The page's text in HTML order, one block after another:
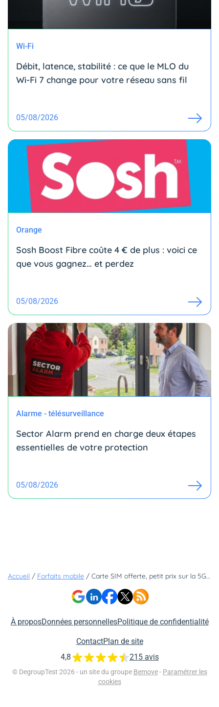
Wi-Fi
Débit, latence, stabilité : ce que le MLO du
Wi-Fi 7 change pour votre réseau sans fil
05/08/2026
Orange
Sosh Boost Fibre coûte 4 € de plus : voici ce
que vous gagnez… et perdez
05/08/2026
Alarme - télésurveillance
Sector Alarm prend en charge deux étapes
essentielles de votre protection
05/08/2026
Accueil / Forfaits mobile / Carte SIM offerte, petit prix sur la 5G, réseau Bouygues Telecom - Lyca Mobile a tout compris !
À proposDonnées personnellesPolitique de confidentialité
ContactPlan de site
© DegroupTest 2026 - un site du groupe Bemove - Paramétrer les
cookies
4,8 215 avis